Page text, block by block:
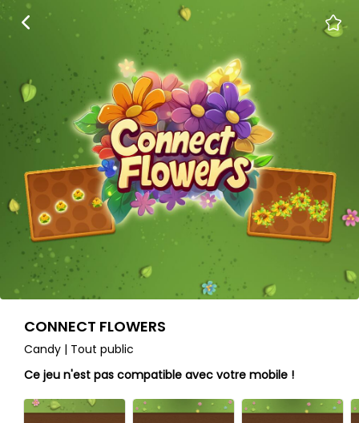
CONNECT FLOWERS
Candy | Tout public
Ce jeu n'est pas compatible avec votre mobile !